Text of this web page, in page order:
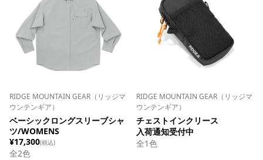
RIDGE MOUNTAIN GEAR（リッジマ
ウンテンギア）
ベーシックロングスリーブシャ
ツ/WOMENS
¥17,300(税込)
全2色
RIDGE MOUNTAIN GEAR（リッジマ
ウンテンギア）
チェストインクリース
入荷通知受付中
全1色